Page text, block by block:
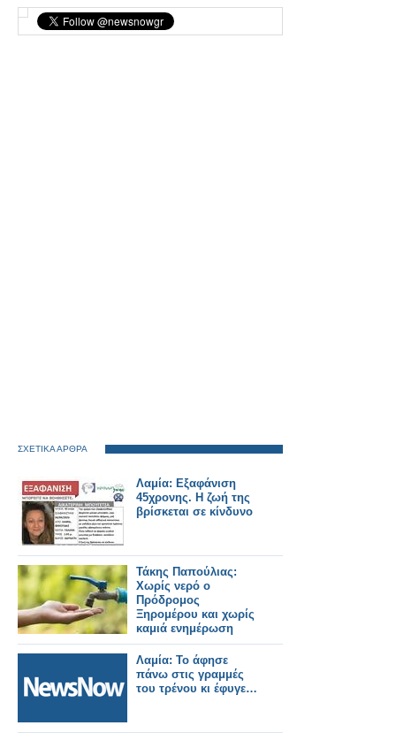
ΣΧΕΤΙΚΑ ΑΡΘΡΑ
Λαμία: Εξαφάνιση
45χρονης. Η ζωή της
βρίσκεται σε κίνδυνο
Τάκης Παπούλιας:
Χωρίς νερό ο
Πρόδρομος
Ξηρομέρου και χωρίς
καμιά ενημέρωση
Λαμία: Το άφησε
πάνω στις γραμμές
του τρένου κι έφυγε…